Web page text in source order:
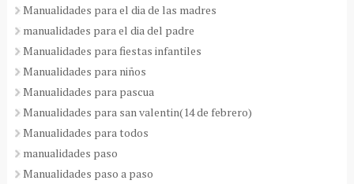
Manualidades para el dia de las madres
manualidades para el dia del padre
Manualidades para fiestas infantiles
Manualidades para niños
Manualidades para pascua
Manualidades para san valentin(14 de febrero)
Manualidades para todos
manualidades paso
Manualidades paso a paso